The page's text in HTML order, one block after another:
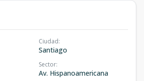
Ciudad:
Santiago
Sector:
Av. Hispanoamericana